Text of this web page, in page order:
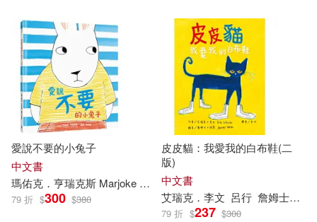
愛說不要的小兔子
中文書
瑪佑克 ．亨瑞克斯 Marjoke Henrichs 柯倩華
79 折 $300 $380
皮皮貓：我愛我的白布鞋(二
版)
中文書
艾瑞克 ．李文 呂行 詹姆士．迪恩(James Dean)
79 折 $237 $300